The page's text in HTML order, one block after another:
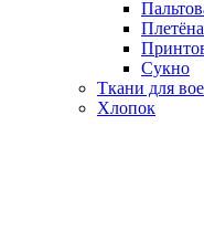
Сукно
Ткани для
Хлопок